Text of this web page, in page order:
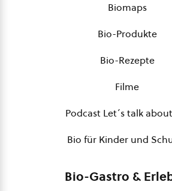
Biomaps
Bio-Produkte
Bio-Rezepte
Filme
Podcast Let´s talk
Bio für Kinder und
Bio-Gastro &